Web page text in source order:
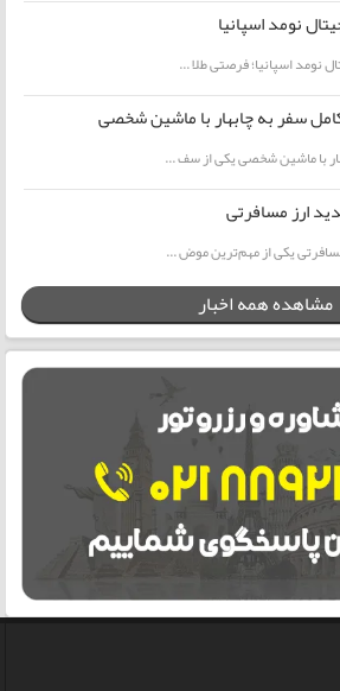
نومد اسپانیا
نومد اسپانیا؛ فرصتی طلا ...
سفر به چابهار با ماشین شخصی
با ماشین شخصی یکی از سف ...
ارز مسافرتی
یکی از مهم‌ترین موض ...
مشاهده همه اخبار